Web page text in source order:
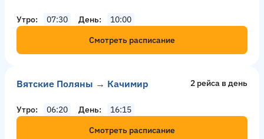
Утро 07:30 День
10:00
Смотреть расписание
Вятские Поляны → Качимир 2 рейсa в день
Утро 06:20 День
16:15
Смотреть расписание